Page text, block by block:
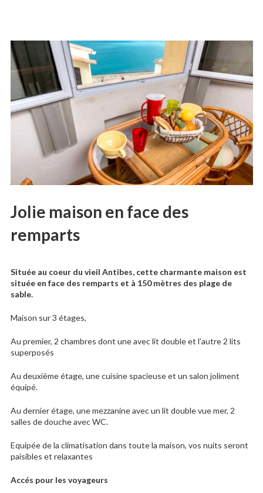
Jolie maison en face des
remparts
Située au coeur du vieil Antibes, cette charmante maison est
située en face des remparts et à 150 mètres des plage de
sable.
Maison sur 3 étages,
Au premier, 2 chambres dont une avec lit double et l’autre 2 lits
superposés
Au deuxième étage, une cuisine spacieuse et un salon joliment
équipé.
Au dernier étage, une mezzanine avec un lit double vue mer, 2
salles de douche avec WC.
Equipée de la climatisation dans toute la maison, vos nuits seront
paisibles et relaxantes
Accés pour les voyageurs